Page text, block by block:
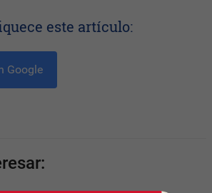
este artículo:
Google